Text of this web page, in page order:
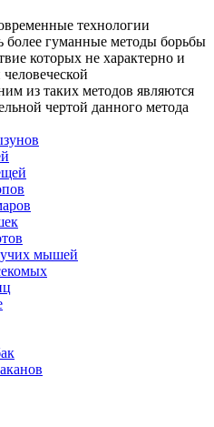
технологии
более гуманные методы борьбы
которых не характерно и
из таких методов являются
чертой данного метода
мышей